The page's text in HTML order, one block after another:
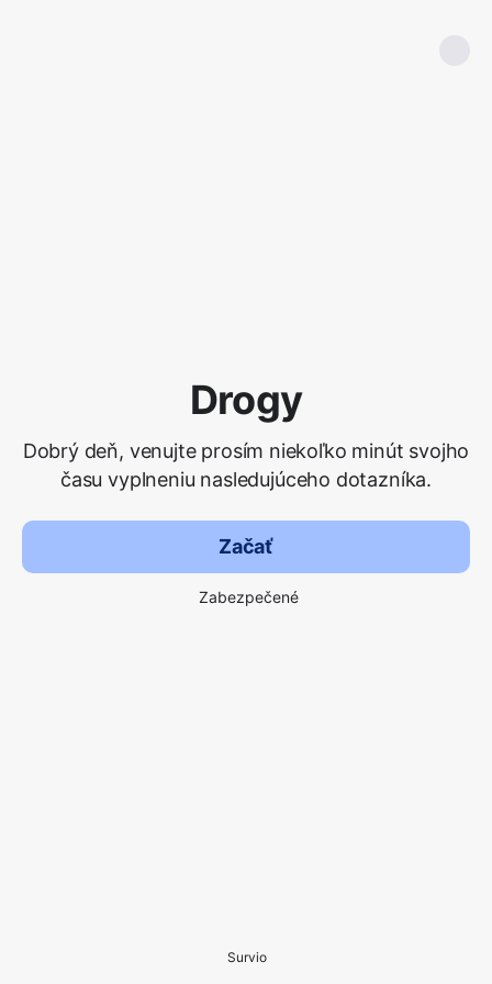
Drogy
Dobrý deň, venujte prosím niekoľko minút svojho
času vyplneniu nasledujúceho dotazníka.
Začať
Zabezpečené
Survio